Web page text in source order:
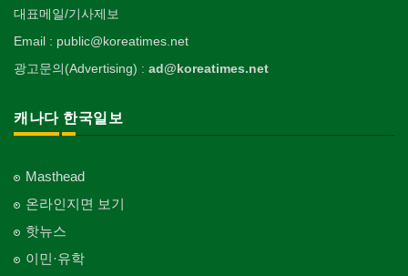
대표메일/기사제보
Email : public@koreatimes.net
광고문의(Advertising) : ad@koreatimes.net
캐나다 한국일보
Masthead
온라인지면 보기
핫뉴스
이민·유학